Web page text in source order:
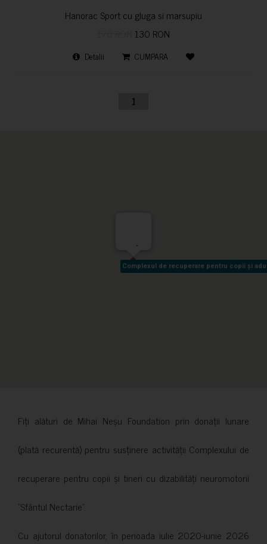
Hanorac Sport cu gluga si marsupiu
130 RON
Detalii CUMPARA
1
Complexul de recuperare pentru copii și
Complexul de recuperare pentru copii și
-
Fiți alături de Mihai Neșu Foundation prin donații lunare
(plată recurentă) pentru susținere activității Complexului de
recuperare pentru copii și tineri cu dizabilități neuromotorii
”Sfântul Nectarie”.
Cu ajutorul donatorilor, în perioada iulie 2020-iunie 2026